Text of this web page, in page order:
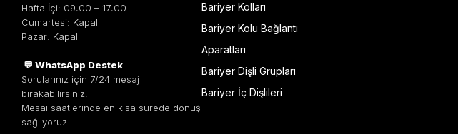
Hafta İçi: 09:00 – 17:00
Cumartesi: Kapalı
Pazar: Kapalı
💬 WhatsApp Destek
Sorularınız için 7/24 mesaj
bırakabilirsiniz.
Mesai saatlerinde en kısa sürede dönüş
sağlıyoruz.
Bariyer Kolları
Bariyer Kolu Bağlantı
Aparatları
Bariyer Dişli Grupları
Bariyer İç Dişlileri